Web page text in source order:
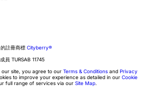
的註冊商標 Cityberry®
員 TURSAB 11745
site, you agree to our Terms & Conditions and Privacy
to improve your experience as detailed in our Cookie
full range of services via our Site Map.